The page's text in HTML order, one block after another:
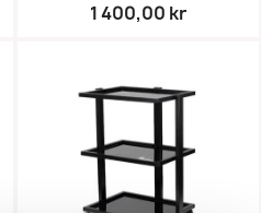
1 400,00 kr